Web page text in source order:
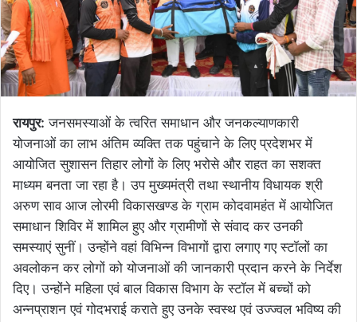
रायपुर: जनसमस्याओं के त्वरित समाधान और जनकल्याणकारी
योजनाओं का लाभ अंतिम व्यक्ति तक पहुंचाने के लिए प्रदेशभर में
आयोजित सुशासन तिहार लोगों के लिए भरोसे और राहत का सशक्त
माध्यम बनता जा रहा है। उप मुख्यमंत्री तथा स्थानीय विधायक श्री
अरुण साव आज लोरमी विकासखण्ड के ग्राम कोदवामहंत में आयोजित
समाधान शिविर में शामिल हुए और ग्रामीणों से संवाद कर उनकी
समस्याएं सुनीं। उन्होंने वहां विभिन्न विभागों द्वारा लगाए गए स्टॉलों का
अवलोकन कर लोगों को योजनाओं की जानकारी प्रदान करने के निर्देश
दिए। उन्होंने महिला एवं बाल विकास विभाग के स्टॉल में बच्चों को
अन्नप्राशन एवं गोदभराई कराते हुए उनके स्वस्थ एवं उज्ज्वल भविष्य की